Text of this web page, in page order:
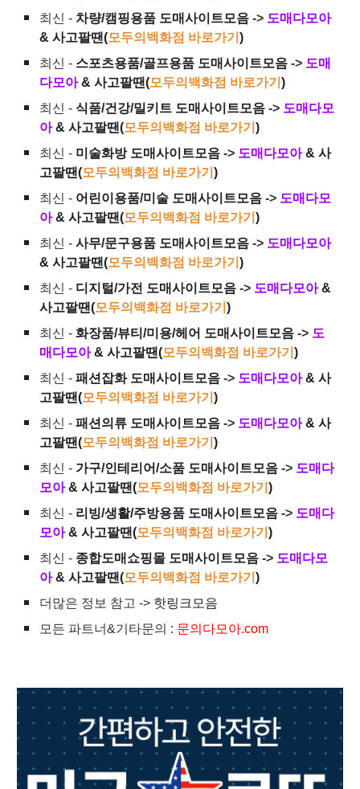
최신 - 차량/캠핑용품 도매사이트모음 -> 도매다모아
& 사고팔땐(모두의백화점 바로가기)
최신 - 스포츠용품/골프용품 도매사이트모음 -> 도매
다모아 & 사고팔땐(모두의백화점 바로가기)
최신 - 식품/건강/밀키트 도매사이트모음 -> 도매다모
아 & 사고팔땐(모두의백화점 바로가기)
최신 - 미술화방 도매사이트모음 -> 도매다모아 & 사
고팔땐(모두의백화점 바로가기)
최신 - 어린이용품/미술 도매사이트모음 -> 도매다모
아 & 사고팔땐(모두의백화점 바로가기)
최신 -사무/문구용품 도매사이트모음 -> 도매다모아
& 사고팔땐(모두의백화점 바로가기)
최신 - 디지털/가전 도매사이트모음 -> 도매다모아 &
사고팔땐(모두의백화점 바로가기)
최신 -화장품/뷰티/미용/헤어 도매사이트모음 -> 도
매다모아 & 사고팔땐(모두의백화점 바로가기)
최신 -패션잡화 도매사이트모음 -> 도매다모아 & 사
고팔땐(모두의백화점 바로가기)
최신 -패션의류 도매사이트모음 -> 도매다모아 & 사
고팔땐(모두의백화점 바로가기)
최신 - 가구/인테리어/소품 도매사이트모음 -> 도매다
모아 & 사고팔땐(모두의백화점 바로가기)
최신 - 리빙/생활/주방용품 도매사이트모음 -> 도매다
모아 & 사고팔땐(모두의백화점 바로가기)
최신 - 종합도매쇼핑몰 도매사이트모음 -> 도매다모
아 & 사고팔땐(모두의백화점 바로가기)
더많은 정보 참고 -> 핫링크모음
모든 파트너&기타문의 : 문의다모아.com